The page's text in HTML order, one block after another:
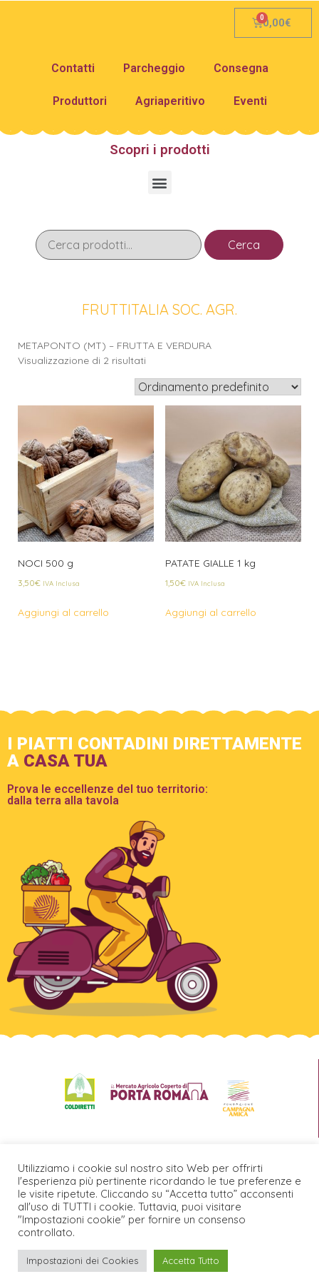
0,00€
Contatti Parcheggio Consegna
Produttori Agriaperitivo Eventi
Scopri i prodotti
Cerca
FRUTTITALIA SOC. AGR.
METAPONTO (MT) – FRUTTA E VERDURA
Visualizzazione di 2 risultati
NOCI 500 g
3,50€ IVA Inclusa
Aggiungi al carrello
PATATE GIALLE 1 kg
1,50€ IVA Inclusa
Aggiungi al carrello
I PIATTI CONTADINI DIRETTAMENTE
A CASA TUA
Prova le eccellenze del tuo territorio:
dalla terra alla tavola
Agrivalori s.r.l. PIVA/CF – Via F. Filzi 27 – Milano 11515430962 – Rea MI –
2610687 – Cap. Soc. € 10.000 – € 10.000 versati. Mercato: Via Friuli 10/A, 20135
Milano (MI) – 0254102735
CONDIZIONI GENERALI DI VENDITA
Utilizziamo i cookie sul nostro sito Web per offrirti
l'esperienza più pertinente ricordando le tue preferenze e
le visite ripetute. Cliccando su “Accetta tutto” acconsenti
all'uso di TUTTI i cookie. Tuttavia, puoi visitare
"Impostazioni cookie" per fornire un consenso
controllato.
Impostazioni dei Cookies Accetta Tutto